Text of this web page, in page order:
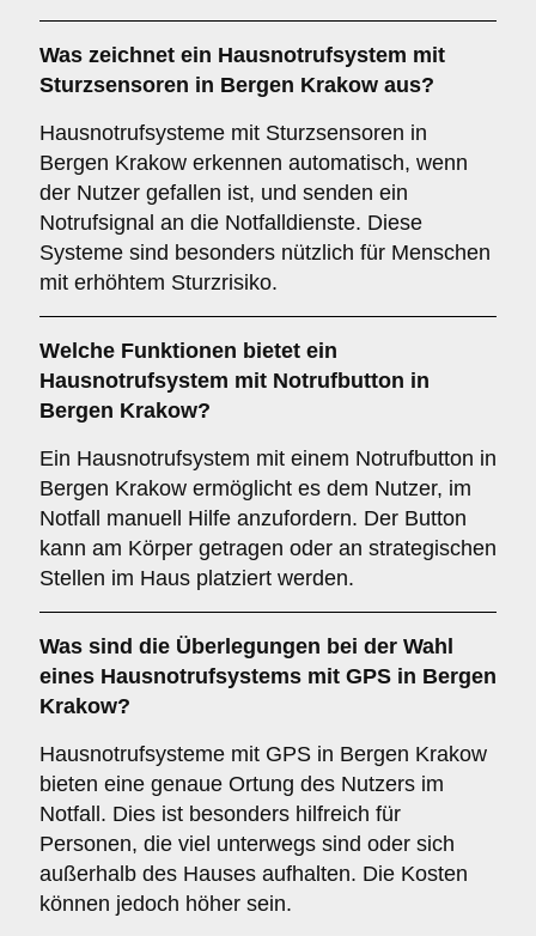
Was zeichnet ein Hausnotrufsystem mit
Sturzsensoren in Bergen Krakow aus?
Hausnotrufsysteme mit Sturzsensoren in
Bergen Krakow erkennen automatisch, wenn
der Nutzer gefallen ist, und senden ein
Notrufsignal an die Notfalldienste. Diese
Systeme sind besonders nützlich für Menschen
mit erhöhtem Sturzrisiko.
Welche Funktionen bietet ein
Hausnotrufsystem mit Notrufbutton in
Bergen Krakow?
Ein Hausnotrufsystem mit einem Notrufbutton in
Bergen Krakow ermöglicht es dem Nutzer, im
Notfall manuell Hilfe anzufordern. Der Button
kann am Körper getragen oder an strategischen
Stellen im Haus platziert werden.
Was sind die Überlegungen bei der Wahl
eines Hausnotrufsystems mit GPS in Bergen
Krakow?
Hausnotrufsysteme mit GPS in Bergen Krakow
bieten eine genaue Ortung des Nutzers im
Notfall. Dies ist besonders hilfreich für
Personen, die viel unterwegs sind oder sich
außerhalb des Hauses aufhalten. Die Kosten
können jedoch höher sein.